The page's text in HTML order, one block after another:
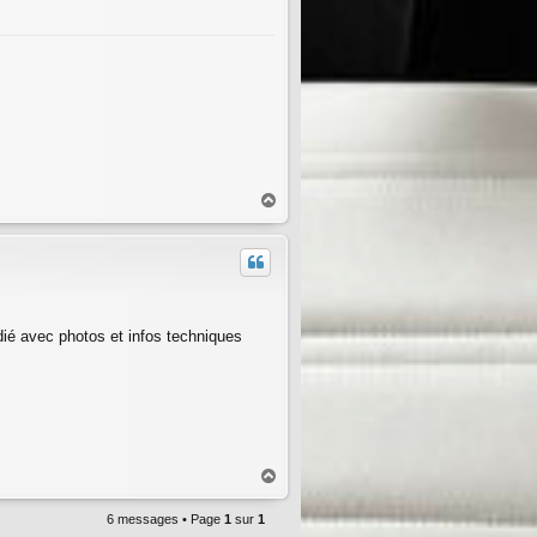
a
u
avec photos et infos techniques
a
6 messages • Page 1 sur 1